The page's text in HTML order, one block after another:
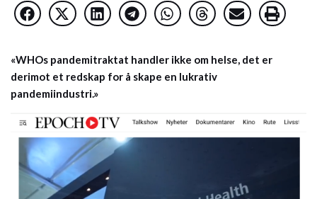
«WHOs pandemitraktat handler ikke om helse, det er
derimot et redskap for å skape en lukrativ
pandemiindustri.»